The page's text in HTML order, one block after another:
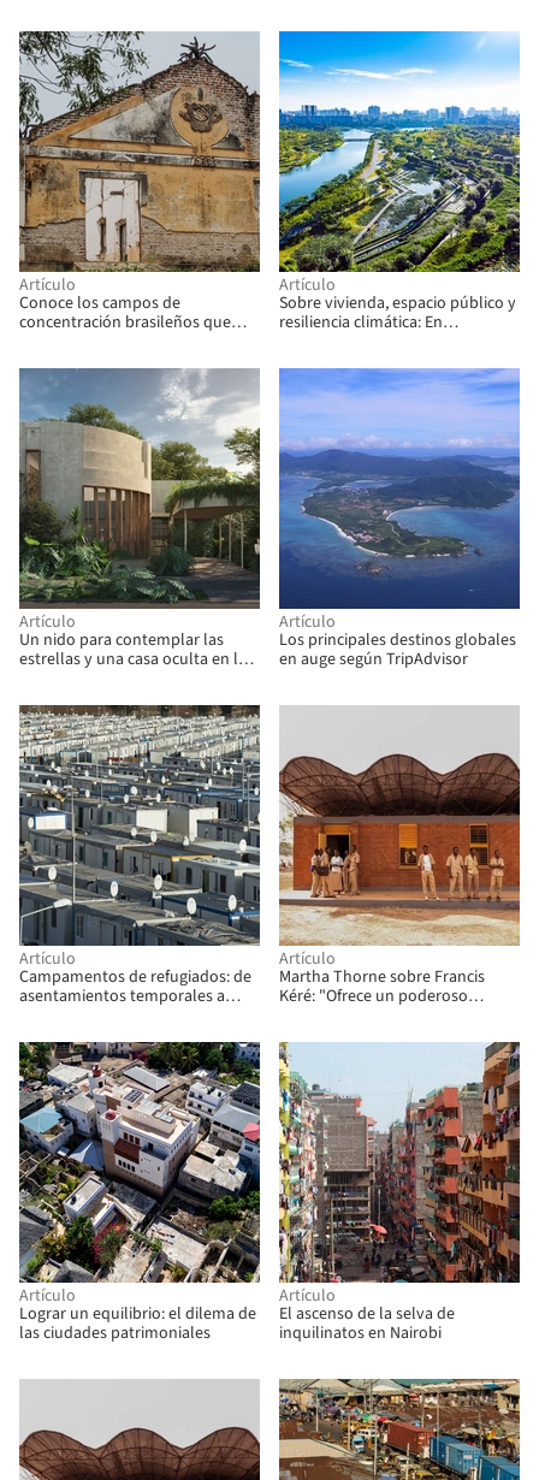
Artículo
Conoce los campos de
concentración brasileños que
Artículo
Sobre vivienda, espacio público y
resiliencia climática: En
2030 2026
Artículo
Un nido para contemplar las
estrellas y una casa oculta en la
ArchDaily
Artículo
Los principales destinos globales
en auge según TripAdvisor
Artículo
Campamentos de refugiados: de
asentamientos temporales a
Artículo
Martha Thorne sobre Francis
Kéré: "Ofrece un poderoso
Artículo
Lograr un equilibrio: el dilema de
las ciudades patrimoniales
Artículo
El ascenso de la selva de
inquilinatos en Nairobi